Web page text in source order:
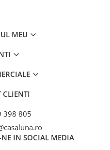
MEU
CLIENTI
398 805
NE IN SOCIAL MEDIA